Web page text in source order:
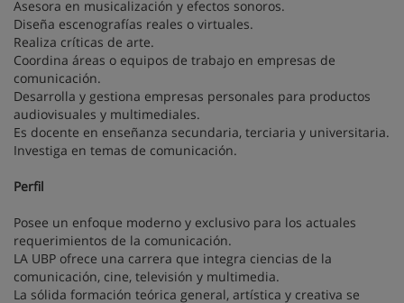
Asesora en musicalización y efectos sonoros.
Diseña escenografías reales o virtuales.
Realiza críticas de arte.
Coordina áreas o equipos de trabajo en empresas de
comunicación.
Desarrolla y gestiona empresas personales para productos
audiovisuales y multimediales.
Es docente en enseñanza secundaria, terciaria y universitaria.
Investiga en temas de comunicación.
Perfil
Posee un enfoque moderno y exclusivo para los actuales
requerimientos de la comunicación.
LA UBP ofrece una carrera que integra ciencias de la
comunicación, cine, televisión y multimedia.
La sólida formación teórica general, artística y creativa se